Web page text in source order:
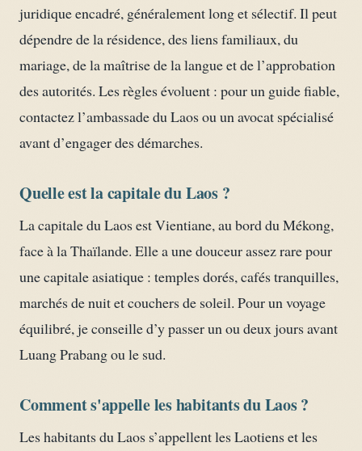
juridique encadré, généralement long et sélectif. Il peut
dépendre de la résidence, des liens familiaux, du
mariage, de la maîtrise de la langue et de l’approbation
des autorités. Les règles évoluent : pour un guide fiable,
contactez l’ambassade du Laos ou un avocat spécialisé
avant d’engager des démarches.
Quelle est la capitale du Laos ?
La capitale du Laos est Vientiane, au bord du Mékong,
face à la Thaïlande. Elle a une douceur assez rare pour
une capitale asiatique : temples dorés, cafés tranquilles,
marchés de nuit et couchers de soleil. Pour un voyage
équilibré, je conseille d’y passer un ou deux jours avant
Luang Prabang ou le sud.
Comment s'appelle les habitants du Laos ?
Les habitants du Laos s’appellent les Laotiens et les